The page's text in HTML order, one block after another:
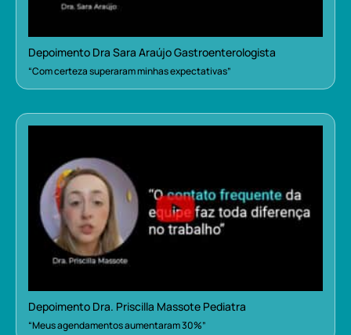
Depoimento Dra Sara Araújo Gastroenterologista
“Com certeza superaram minhas expectativas”
Depoimento Dra. Priscilla Massote Pediatra
“Meus agendamentos aumentaram 30%”